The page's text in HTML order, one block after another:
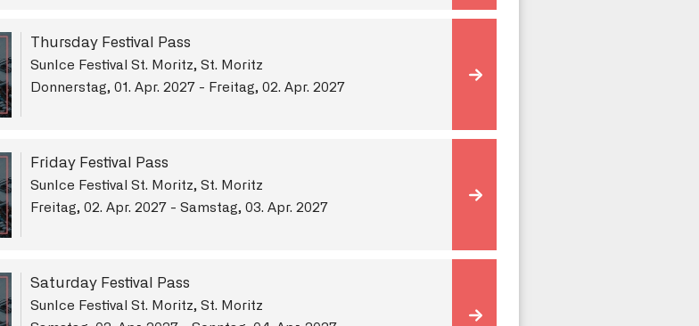
Thursday Festival Pass
SunIce Festival St. Moritz, St. Moritz
Donnerstag, 01. Apr. 2027 - Freitag, 02. Apr. 2027
Friday Festival Pass
SunIce Festival St. Moritz, St. Moritz
Freitag, 02. Apr. 2027 - Samstag, 03. Apr. 2027
Saturday Festival Pass
SunIce Festival St. Moritz, St. Moritz